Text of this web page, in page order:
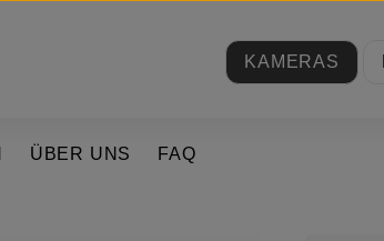
KAMERAS
ÜBER UNS FAQ